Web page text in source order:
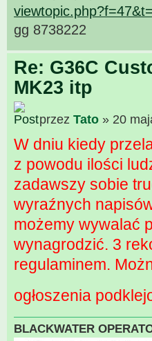
gg 8738222
Re: G36C
MK23 itp
przez Tato » 20
W dniu kiedy
z powodu ilości
zadawszy sobie
wyraźnych
możemy wywalać
wynagrodzić. 3
regulaminem.
ogłoszenia
BLACKWATER